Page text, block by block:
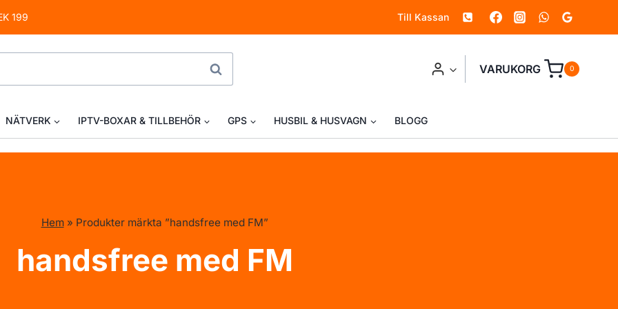
199 Till Kassan
SÖK VARUKORG 0
NÄTVERK IPTV-BOXAR & TILLBEHÖR GPS HUSBIL & HUSVAGN BLOGG
Hem» Produkter märkta ”handsfree med FM”
handsfree med FM